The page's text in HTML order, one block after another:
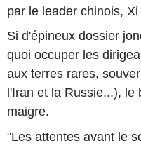
par le leader chinois,
Si d'épineux dossier
quoi occuper les
aux terres rares,
l'Iran et la Russie...),
maigre.
"Les attentes avant le